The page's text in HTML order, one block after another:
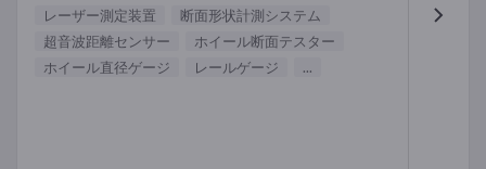
レーザー測定装置
断面形状計測システム
超音波距離センサー
ホイール断面テスター
ホイール直径ゲージ
レールゲージ ...